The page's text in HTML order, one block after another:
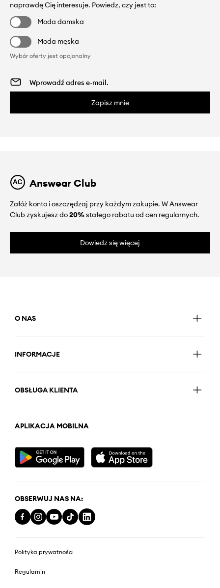
naprawdę Cię interesuje. Powiedz, czy jest to:
Moda damska
Moda męska
Wybór oferty jest opcjonalny
Zapisz mnie
Answear Club
Załóż konto i oszczędzaj przy każdym zakupie. W Answear
Club zyskujesz do20%stałego rabatu od cen regularnych.
Dowiedz się więcej
O NAS
INFORMACJE
OBSŁUGA KLIENTA
APLIKACJA MOBILNA
OBSERWUJ NAS NA:
Polityka prywatności
Regulamin